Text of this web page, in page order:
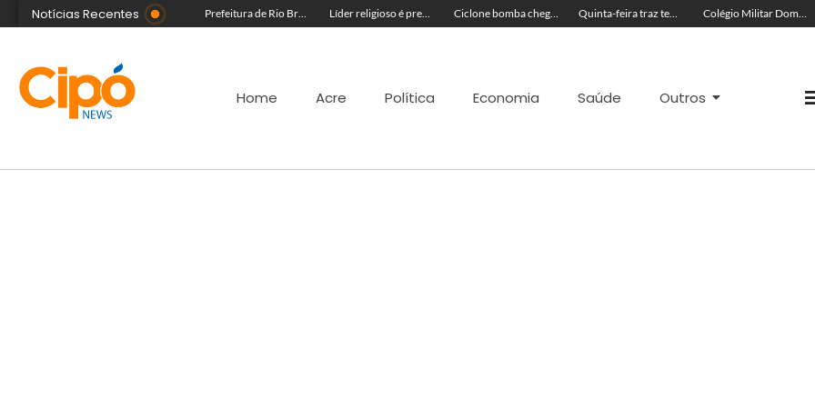
Notícias Recentes
Morador fica ferido após acidente com terçado em comunidade rural no Acre Prefeitura de Rio Branco leva prevenção à Expoacre e destaca trabalho dos agentes de saúde Líder religioso é preso por transformar fiéis em escravos sexuais Ciclone bomba chega ao Brasil hoje e Defesa Civil Nacional faz alerta Quinta-feira traz tempo abafado, ventos fortes e máximas de 36ºC no Acre Colégio Militar Dom Pedro II obtém maior nota do Ideb no Acre
Home Acre Política Economia Saúde Outros